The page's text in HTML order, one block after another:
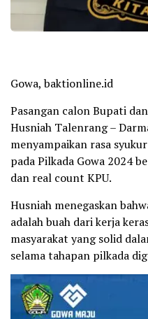
Gowa, baktionline.id
Pasangan calon Bupati
Husniah Talenrang –
menyampaikan rasa
pada Pilkada Gowa 2024
dan real count KPU.
Husniah menegaskan
adalah buah dari kerja
masyarakat yang solid
selama tahapan pilkada